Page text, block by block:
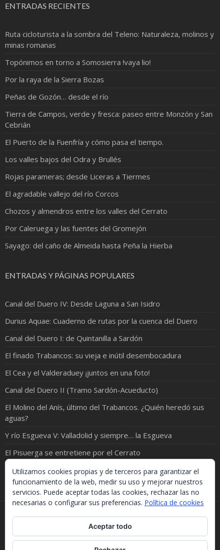
ENTRADAS RECIENTES
Ruta cicloturista a la sombra del Teleno: Naturaleza, molinos y
minas romanas
Topónimos en torno a Somosierra !vaya lio!
Por la raya de la Sierra Bozas
Peñas de Gozón… desde el río
Tierra de Campos, verde y fresca: paseo entre Monzón y San
Cebrián
El Puerto de la Fuenfría y cómo pasa el tiempo.
Los valles bajos del Odra y Brullés
Rojas parameras; desde Liceras a Tiermes
El agradable vallejo del río Corcos
Chozos y almendros entre los valles del Cerrato
Por Caleruega y las fuentes del Gromejón
Sayago: del caño de Almeida hasta Peña la Hierba
ENTRADAS Y PÁGINAS POPULARES
Canal del Duero IV: Desde Laguna a San Isidro
Durius Aquae: Cuaderno de rutas por la cuenca del Duero
Canal del Duero I: de Quintanilla a Sardón
El finado Trabancos: su vieja e inútil desembocadura
El Cea y el Valderaduey ¡juntos en una foto!
Canal del Duero II (Tramo Sardón-Acueducto)
El Molino del Anís, último del Trabancos. ¿Quién heredó sus
aguas?
Y río Esgueva V: Valladolid y siempre… la Esgueva
El Pisuerga se entretiene por el Cerrato
Y… CANAL DEL DUERO V – El agua del Duero llega al Pisuerga
Si necesitas algo de este blog puedes cogerlo, lo único
que te pido es que menciones la procedencia. Gracias.
Should you need something from this blog, just take it.
Utilizamos cookies propias y de terceros para garantizar el
funcionamiento de la web, medir su uso y mejorar nuestros
servicios. Puede aceptar todas las cookies, rechazar las no
necesarias o configurar sus preferencias. Política de cookies
Aceptar todo